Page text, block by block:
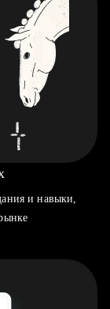
и навыки,